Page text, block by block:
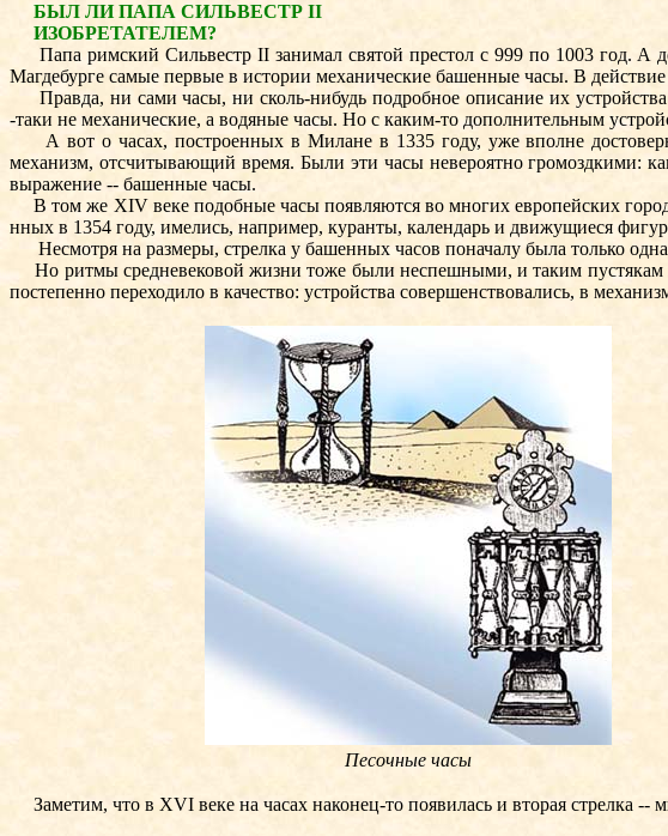
БЫЛ ЛИ ПАПА СИЛЬВЕСТР II
ИЗОБРЕТАТЕЛЕМ?
Папа римский Сильвестр II занимал святой престол с 999 по 1003 год. А
Магдебурге самые первые в истории механические башенные часы. В
Правда, ни сами часы, ни сколь-нибудь подробное описание их
-таки не механические, а водяные часы. Но с каким-то дополнительным
А вот о часах, построенных в Милане в 1335 году, уже вполне
механизм, отсчитывающий время. Были эти часы невероятно громоздкими:
выражение -- башенные часы.
В том же XIV веке подобные часы появляются во многих европейских
нных в 1354 году, имелись, например, куранты, календарь и движущиеся
Несмотря на размеры, стрелка у башенных часов поначалу была только
Но ритмы средневековой жизни тоже были неспешными, и таким пустякам
постепенно переходило в качество: устройства совершенствовались, в
Песочные часы
Заметим, что в XVI веке на часах наконец-то появилась и вторая стрелка --